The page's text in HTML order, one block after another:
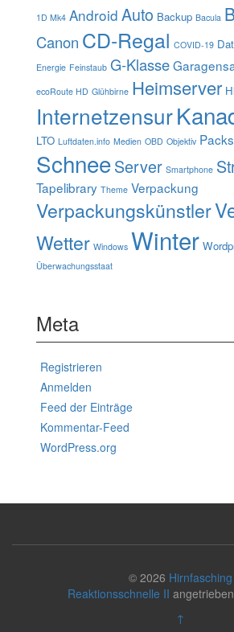
1D Mk4 Android Auto Backup Bacula
Canon CD-Regal COVID-19
Energie Feinstaub G-Klasse
ecoRoute HD Glühbirne Heimserver
Internetzensur
LTO Luftdaten.info Medien OBD Objektiv
SchneeServer Smartphone
Tapelibrary Theme Verpackung
Verpackungskünstler
Wetter Windows Winter
Überwachungsstaat
Meta
Registrieren
Anmelden
Feed der Einträge
Kommentar-Feed
WordPress.org
© 2026 Hirnfasching
Reaktionsschnelle II angetrieben
↑